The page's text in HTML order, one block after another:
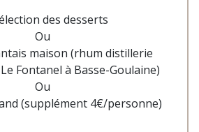
des desserts
Ou
maison (rhum distillerie
Fontanel à Basse-Goulaine)
Ou
(supplément 4€/personne)